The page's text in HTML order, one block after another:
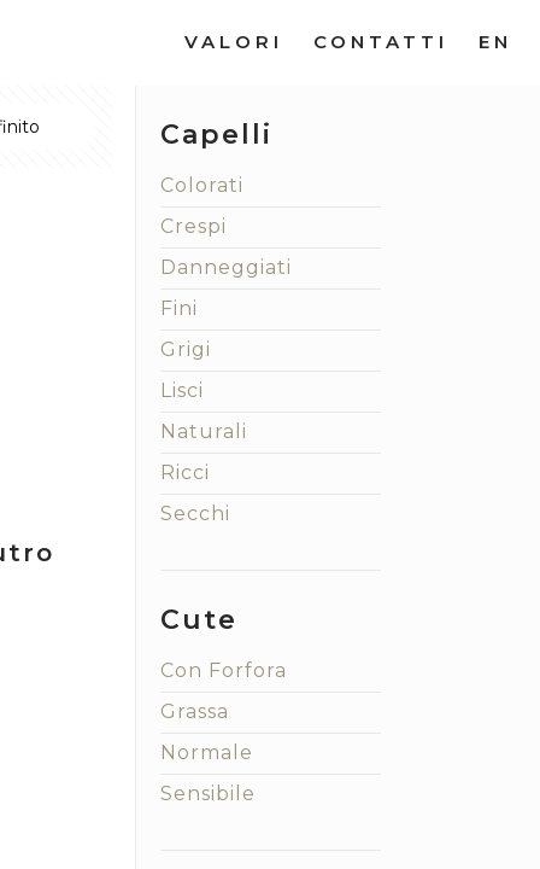
VALORI CONTATTI EN
Capelli
Colorati
Crespi
Danneggiati
Fini
Grigi
Lisci
Naturali
Ricci
Secchi
Cute
Con Forfora
Grassa
Normale
Sensibile